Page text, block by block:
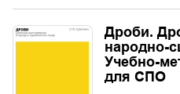
Дроби.
народно-
Учебно-
для СПО